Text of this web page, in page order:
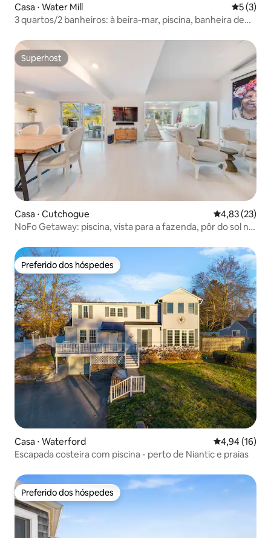
Casa ⋅ Water Mill 5 de
5 (3)
3 quartos/2 banheiros: à beira-mar, piscina, banheira de
Superhost
Superhost
Casa ⋅ Cutchogue 4,83 de uma
4,83 (23)
NoFo Getaway: piscina, vista para a fazenda, pôr do sol na
Preferido dos hóspedes
Preferido dos hóspedes
Casa ⋅ Waterford 4,94 de uma
4,94 (16)
Escapada costeira com piscina - perto de Niantic e praias
Preferido dos hóspedes
Preferido dos hóspedes